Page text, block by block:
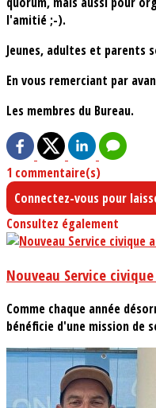
l'amitié ;-).
Jeunes, adultes et parents
En vous remerciant par
Les membres du Bureau.
1 commentaire(s)
Connectez-vous pour
Consultez également
Nouveau Service
Comme chaque année
bénéficie d'une mission de